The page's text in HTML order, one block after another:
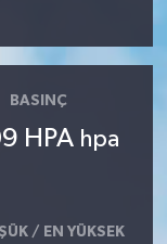
BASINÇ
HPA hpa
/ EN YÜKSEK